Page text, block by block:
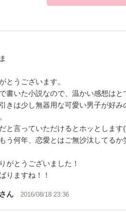
とうございます。
書いた小説なので、温かい感想は
きは少し無器用な可愛い男子が好
と言っていただけるとホッとします
う何年、恋愛とはご無沙汰してるか
がとうございました！
りますね！！
ん 2016/08/18 23:36